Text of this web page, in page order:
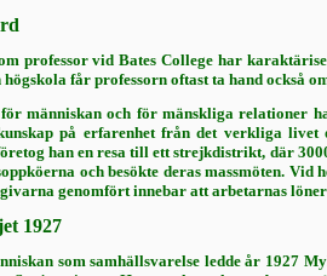
professor vid Bates College har
får professorn oftast ta hand också
människan och för mänskliga relationer
på erfarenhet från det verkliga
han en resa till ett strejkdistrikt, där
och besökte deras massmö­ten.
genom­fört innebar att arbetarnas
1927
som samhälls­varelse ledde år 1927